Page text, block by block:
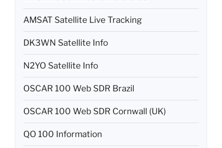
AMSAT Satellite Live Tracking
DK3WN Satellite Info
N2YO Satellite Info
OSCAR 100 Web SDR Brazil
OSCAR 100 Web SDR Cornwall (UK)
QO 100 Information